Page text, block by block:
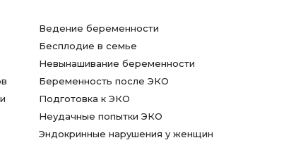
Ведение беременности
Бесплодие в семье
Невынашивание беременности
Беременность после ЭКО
Подготовка к ЭКО
Неудачные попытки ЭКО
Эндокринные нарушения у женщин